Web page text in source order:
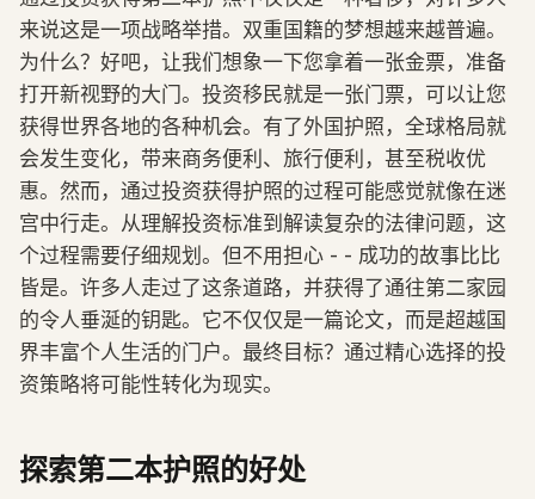
来说这是一项战略举措。双重国籍的梦想越来越普遍。
为什么？好吧，让我们想象一下您拿着一张金票，准备
打开新视野的大门。投资移民就是一张门票，可以让您
获得世界各地的各种机会。有了外国护照，全球格局就
会发生变化，带来商务便利、旅行便利，甚至税收优
惠。然而，通过投资获得护照的过程可能感觉就像在迷
宫中行走。从理解投资标准到解读复杂的法律问题，这
个过程需要仔细规划。但不用担心 - - 成功的故事比比
皆是。许多人走过了这条道路，并获得了通往第二家园
的令人垂涎的钥匙。它不仅仅是一篇论文，而是超越国
界丰富个人生活的门户。最终目标？通过精心选择的投
资策略将可能性转化为现实。
探索第二本护照的好处